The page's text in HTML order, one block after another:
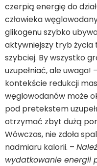
czerpią energię do
człowieka
glikogenu szybko
aktywniejszy tryb życia
szybciej. By wszystko
uzupełniać, ale uwaga!
kontekście redukcji
węglowodanów może
pod pretekstem
otrzymać zbyt dużą
Wówczas, nie zdoła
nadmiaru kalorii. –
wydatkowanie energii